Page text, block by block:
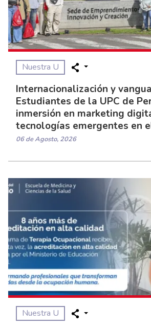
Nuestra U
Internacionalización y
Estudiantes de la UPC de
inmersión en marketing
tecnologías emergentes en
06 de Agosto, 2026
Nuestra U